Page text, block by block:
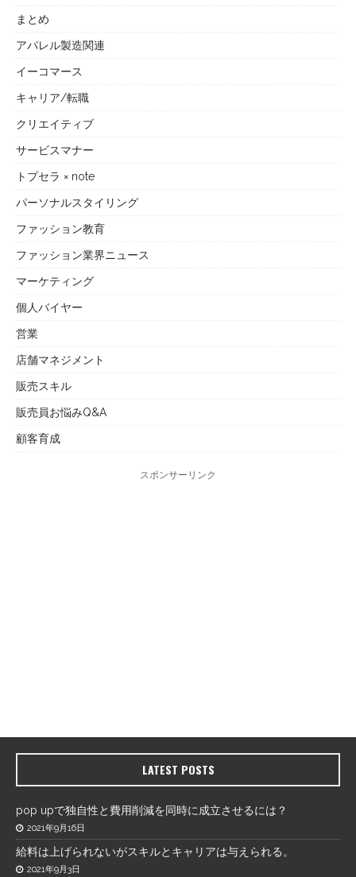
まとめ
アパレル製造関連
イーコマース
キャリア/転職
クリエイティブ
サービスマナー
トプセラ × note
パーソナルスタイリング
ファッション教育
ファッション業界ニュース
マーケティング
個人バイヤー
営業
店舗マネジメント
販売スキル
販売員お悩みQ&A
顧客育成
スポンサーリンク
LATEST POSTS
pop upで独自性と費用削減を同時に成立させるには？
2021年9月16日
給料は上げられないがスキルとキャリアは与えられる。
2021年9月3日